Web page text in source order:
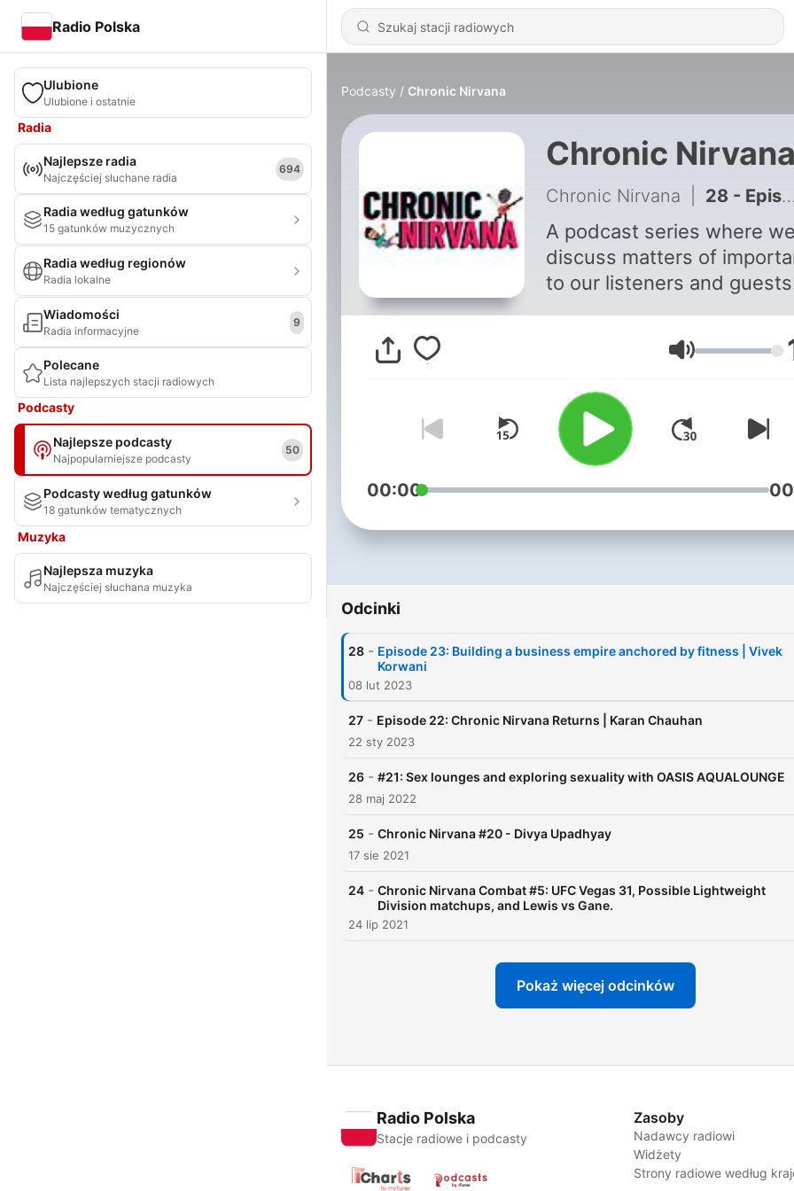
Radio Polska
Ulubione
Ulubione i ostatnie
Radia
Najlepsze radia
Najczęściej słuchane radia
694
Radia według gatunków
15 gatunków muzycznych
Radia według regionów
Radia lokalne
Wiadomości
Radia informacyjne
9
Polecane
Lista najlepszych stacji radiowych
Podcasty
Najlepsze podcasty
Najpopularniejsze podcasty
50
Podcasty według gatunków
18 gatunków tematycznych
Muzyka
Najlepsza muzyka
Najczęściej słuchana muzyka
Podcasty Chronic Nirvana
Chronic
Chronic Nirvana 28 - Episode 23: Building a business empire anchored by fitness | Vivek Korwani
A podcast series where
discuss matters of
to our listeners and guests
exploring the different
different folks associate to
Głośność
00:00
Odcinki
28 - Episode 23: Building a business empire anchored by fitness | Vivek
Korwani
08 lut 2023
27 - Episode 22: Chronic Nirvana Returns | Karan Chauhan
22 sty 2023
26 - #21: Sex lounges and exploring sexuality with OASIS AQUALOUNGE
28 maj 2022
25 - Chronic Nirvana #20 - Divya Upadhyay
17 sie 2021
24 - Chronic Nirvana Combat #5: UFC Vegas 31, Possible Lightweight
Division matchups, and Lewis vs Gane.
24 lip 2021
Pokaż więcej odcinków
Radio Polska
Stacje radiowe i podcasty
Zasoby
Nadawcy radiowi
Widżety
Strony radiowe według